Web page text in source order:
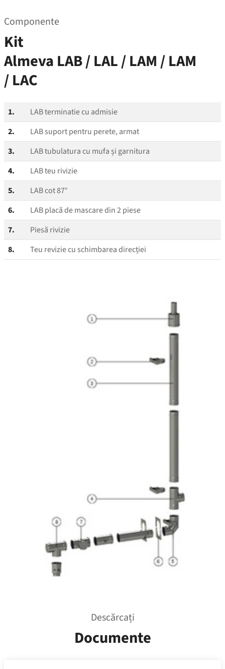
Componente
Kit
Almeva LAB / LAL / LAM / LAM
/ LAC
1.
LAB terminatie cu admisie
2.
LAB suport pentru perete, armat
3.
LAB tubulatura cu mufa și garnitura
4.
LAB teu rivizie
5.
LAB cot 87°
6.
LAB placă de mascare din 2 piese
7.
Piesă rivizie
8.
Teu revizie cu schimbarea direcției
Descărcați
Documente